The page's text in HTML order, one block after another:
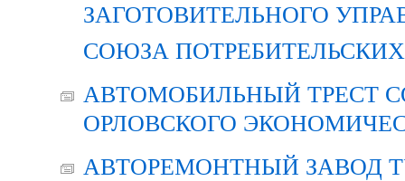
ЗАГОТОВИТЕЛЬНОГО
СОЮЗА
АВТОМОБИЛЬНЫЙ ТРЕСТ
ОРЛОВСКОГО
АВТОРЕМОНТНЫЙ ЗАВОД